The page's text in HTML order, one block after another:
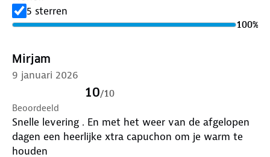
5 sterren
100%
Mirjam
9 januari 2026
10/10
Beoordeeld
Snelle levering . En met het weer van de afgelopen
dagen een heerlijke xtra capuchon om je warm te
houden